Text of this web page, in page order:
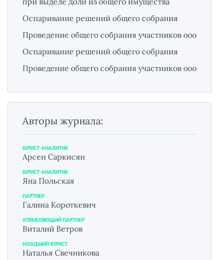
Оспаривание решений общего собрания
Проведение общего собрания участников ооо
Оспаривание решений общего собрания
Проведение общего собрания участников ооо
Авторы журнала:
ЮРИСТ-АНАЛИТИК
Арсен Саркисян
ЮРИСТ-АНАЛИТИК
Яна Польская
ПАРТНЕР
Галина Короткевич
УПРАВЛЯЮЩИЙ ПАРТНЕР
Виталий Ветров
МЛАДШИЙ ЮРИСТ
Наталья Свечникова